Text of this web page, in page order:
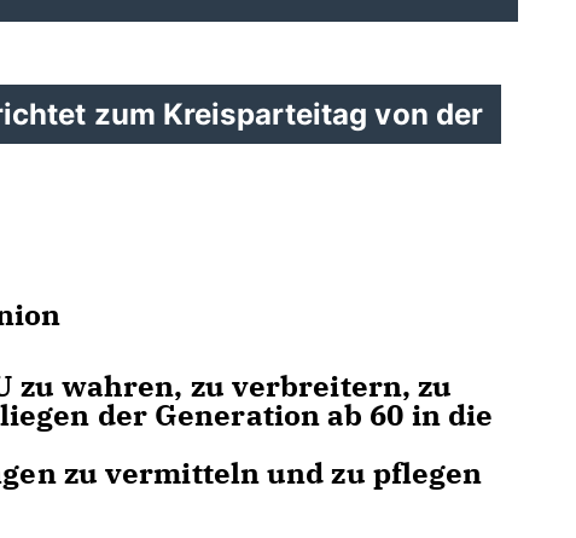
zum Kreisparteitag von der
wahren, zu verbreitern, zu
der Generation ab 60 in die
zu vermitteln und zu pflegen